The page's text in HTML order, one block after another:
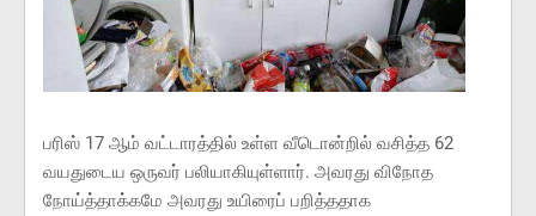
பரிஸ் 17 ஆம் வட்டாரத்தில் உள்ள வீடொன்றில் வசித்த 62
வயதுடைய ஒருவர் பலியாகியுள்ளார். அவரது விநோத
நோய்த்தாக்கமே அவரது உயிரைப் பறித்ததாக